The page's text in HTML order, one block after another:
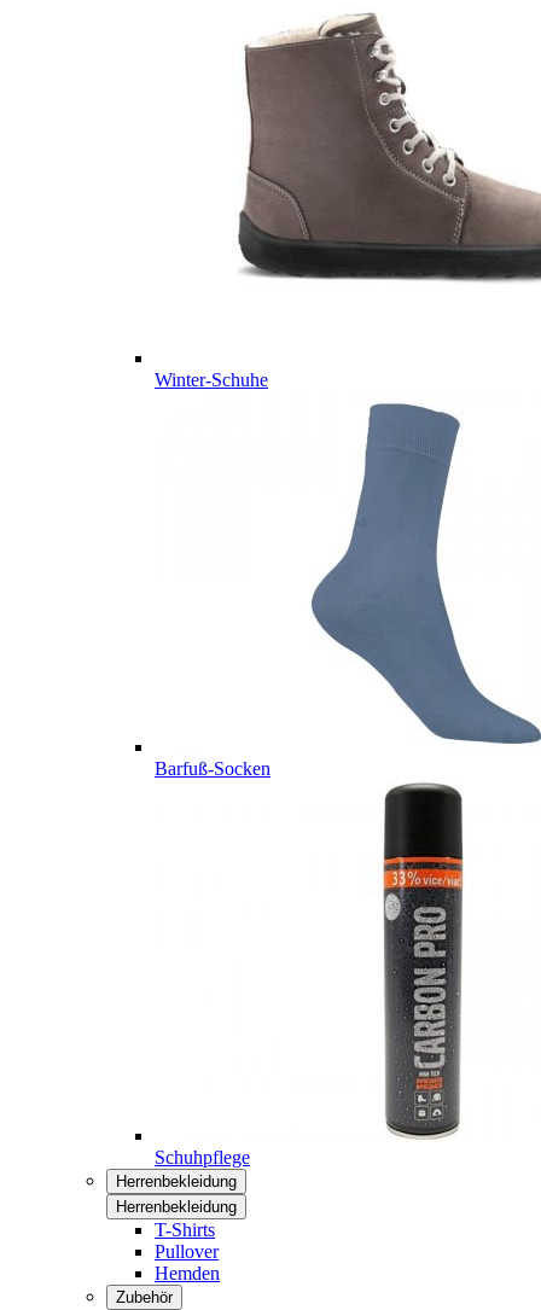
Winter-Schuhe
Barfuß-Socken
Schuhpflege
Herrenbekleidung
Herrenbekleidung
T-Shirts
Pullover
Hemden
Zubehör